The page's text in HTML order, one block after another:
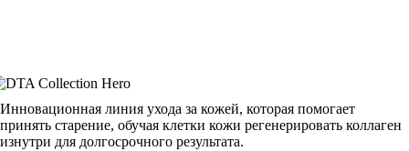
Инновационная линия ухода за кожей, которая помогает
принять старение, обучая клетки кожи регенерировать коллаген
изнутри для долгосрочного результата.